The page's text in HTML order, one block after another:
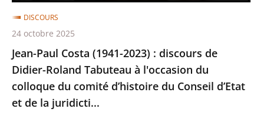
Roland
Tabuteau
à
l'occasion
du
colloque
du
Jean-Paul Costa (1941-2023) : discours de
Didier-Roland Tabuteau à l'occasion du
colloque du comité d’histoire du Conseil d’Etat
et de la juridicti...
DISCOURS
24 octobre 2025